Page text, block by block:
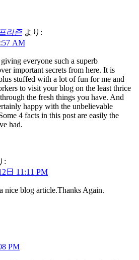
리즌 より:
AM
everyone such a superb
important secrets from here. It is
stuffed with a lot of fun for me and
to visit your blog on the least thrice
the fresh things you have. And
happy with the unbelievable
4 facts in this post are easily the
had.
:
日 11:11 PM
nice blog article.Thanks Again.
PM